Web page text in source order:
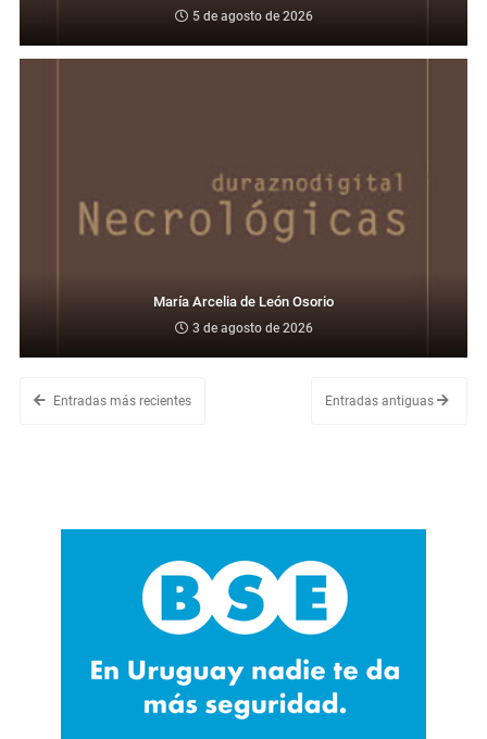
5 de agosto de 2026
María Arcelia de León Osorio
3 de agosto de 2026
Entradas más recientes Entradas antiguas